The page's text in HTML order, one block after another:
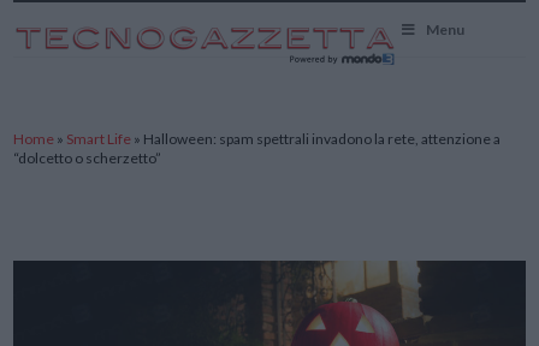
Menu
Home » Smart Life » Halloween: spam spettrali invadono la rete, attenzione a
“dolcetto o scherzetto”